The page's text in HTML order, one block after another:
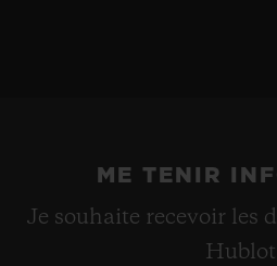
ME TENIR
Je souhaite recevoir les